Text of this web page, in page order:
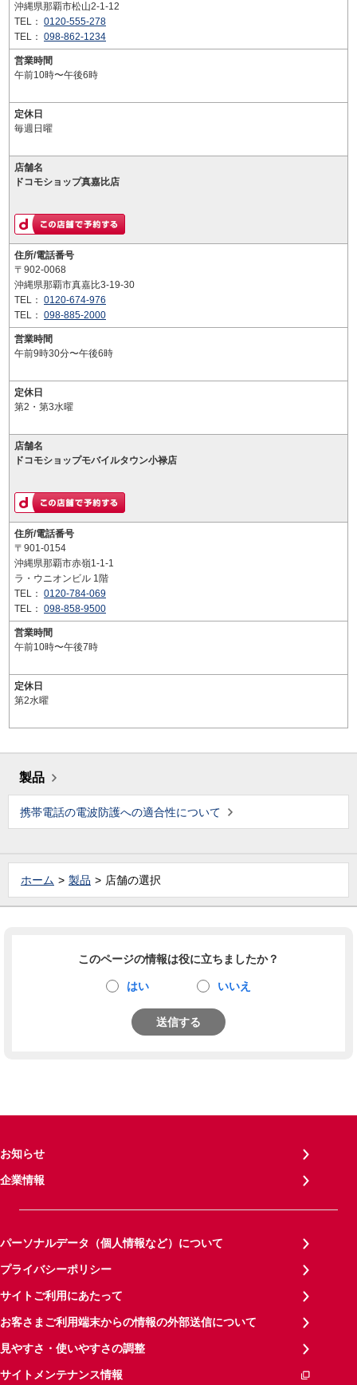
沖縄県那覇市松山2-1-12
TEL： 0120-555-278
TEL： 098-862-1234
営業時間
午前10時〜午後6時
定休日
毎週日曜
店舗名
ドコモショップ真嘉比店
住所/電話番号
〒902-0068
沖縄県那覇市真嘉比3-19-30
TEL： 0120-674-976
TEL： 098-885-2000
営業時間
午前9時30分〜午後6時
定休日
第2・第3水曜
店舗名
ドコモショップモバイルタウン小禄店
住所/電話番号
〒901-0154
沖縄県那覇市赤嶺1-1-1
ラ・ウニオンビル 1階
TEL： 0120-784-069
TEL： 098-858-9500
営業時間
午前10時〜午後7時
定休日
第2水曜
製品
携帯電話の電波防護への適合性について
ホーム 製品 店舗の選択
このページの情報は役に立ちましたか？
はい いいえ
送信する
お知らせ
企業情報
パーソナルデータ（個人情報など）について
プライバシーポリシー
サイトご利用にあたって
お客さまご利用端末からの情報の外部送信について
見やすさ・使いやすさの調整
サイトメンテナンス情報